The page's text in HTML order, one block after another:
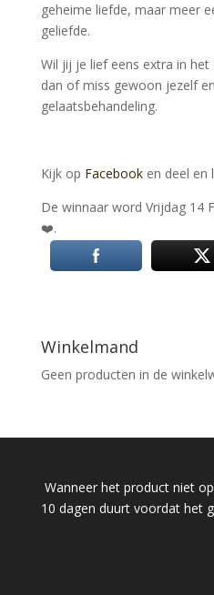
geheime liefde, maar meer
geliefde.
Wil jij je lief eens extra in
dan of miss gewoon jezelf
gelaatsbehandeling.
Kijk op Facebooken deel en
De winnaar word Vrijdag 14
❤️.
Winkelmand
Geen producten in de
Wanneer het product niet
10 dagen duurt voordat het